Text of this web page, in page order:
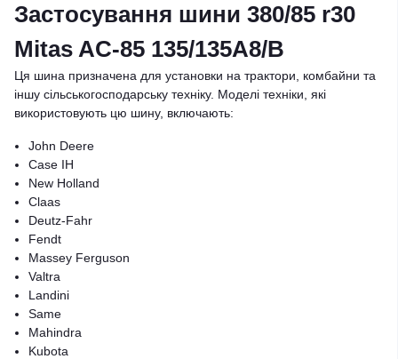
Застосування шини 380/85 r30
Mitas AC-85 135/135A8/B
Ця шина призначена для установки на трактори, комбайни та
іншу сільськогосподарську техніку. Моделі техніки, які
використовують цю шину, включають:
John Deere
Case IH
New Holland
Claas
Deutz-Fahr
Fendt
Massey Ferguson
Valtra
Landini
Same
Mahindra
Kubota